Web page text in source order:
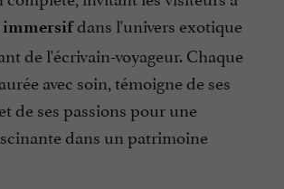
immersifdans l'univers exotique
de l'écrivain-voyageur. Chaque
avec soin, témoigne de ses
de ses passions pour une
dans un patrimoine